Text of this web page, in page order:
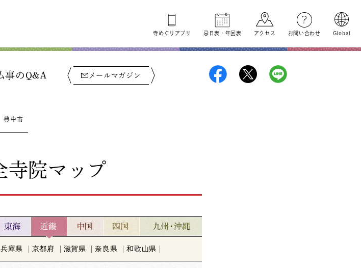
事のQ&A メールマガジン
寺めぐり アプリ 忌日表 ・ 年回表 アクセス お問い合わせ Global
豊中市
寺院マップ
兵庫県 京都府 滋賀県 奈良県 和歌山県